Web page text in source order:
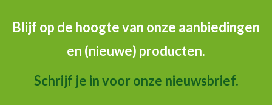
Blijf op de hoogte van onze aanbiedingen
en (nieuwe) producten.
Schrijf je in voor onze nieuwsbrief.